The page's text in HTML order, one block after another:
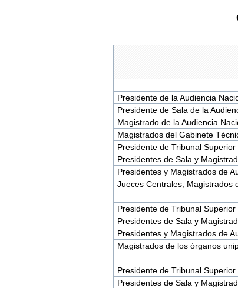
Presidente de la Audiencia
Presidente de Sala de la
Magistrado de la Audiencia
Magistrados del Gabinete
Presidente de Tribunal Superior
Presidentes de Sala y
Presidentes y Magistrados de
Jueces Centrales, Magistrados
Presidente de Tribunal Superior
Presidentes de Sala y
Presidentes y Magistrados de
Magistrados de los órganos
Presidente de Tribunal Superior
Presidentes de Sala y